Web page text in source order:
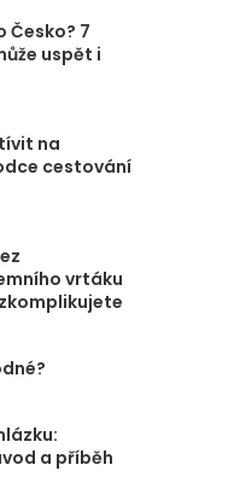
Česko? 7
uspět i
na
cestování
vrtáku
a příběh